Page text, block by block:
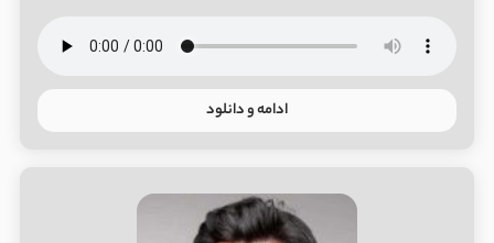
ادامه و دانلود